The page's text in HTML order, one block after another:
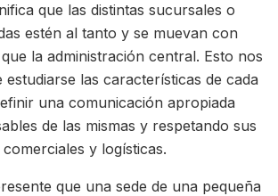
que las distintas sucursales o
estén al tanto y se muevan con
la administración central. Esto nos
estudiarse las características de cada
una comunicación apropiada
de las mismas y respetando sus
y logísticas.
que una sede de una pequeña